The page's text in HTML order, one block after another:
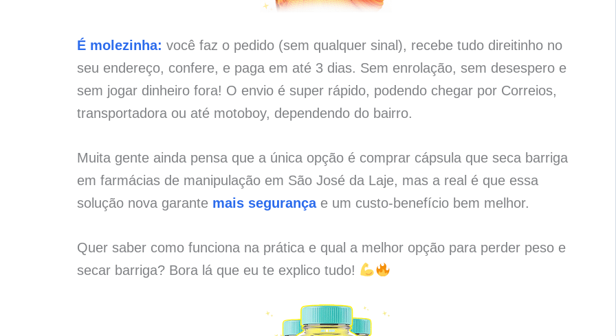
É molezinha: você faz o pedido (sem qualquer sinal), recebe tudo direitinho no
seu endereço, confere, e paga em até 3 dias. Sem enrolação, sem desespero e
sem jogar dinheiro fora! O envio é super rápido, podendo chegar por Correios,
transportadora ou até motoboy, dependendo do bairro.
Muita gente ainda pensa que a única opção é comprar cápsula que seca barriga
em farmácias de manipulação em São José da Laje, mas a real é que essa
solução nova garante mais segurançae um custo-benefício bem melhor.
Quer saber como funciona na prática e qual a melhor opção para perder peso e
secar barriga? Bora lá que eu te explico tudo!